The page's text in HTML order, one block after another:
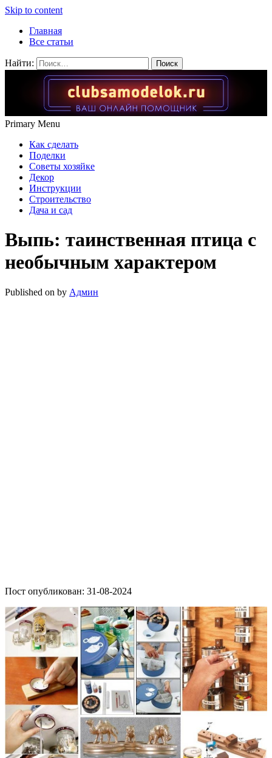
Skip to content
Главная
Все статьи
Найти:
Primary Menu
Как сделать
Поделки
Советы хозяйке
Декор
Инструкции
Строительство
Дача и сад
Выпь: таинственная птица с
необычным характером
Published on by Админ
Пост опубликован: 31-08-2024